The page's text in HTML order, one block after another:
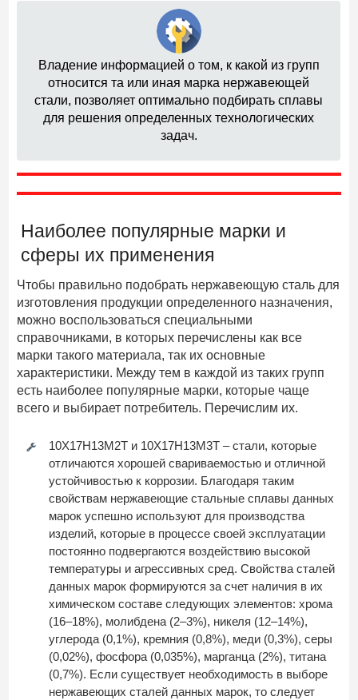
Владение информацией о том, к какой из групп
относится та или иная марка нержавеющей
стали, позволяет оптимально подбирать сплавы
для решения определенных технологических
задач.
Наиболее популярные марки и
сферы их применения
Чтобы правильно подобрать нержавеющую сталь для
изготовления продукции определенного назначения,
можно воспользоваться специальными
справочниками, в которых перечислены как все
марки такого материала, так их основные
характеристики. Между тем в каждой из таких групп
есть наиболее популярные марки, которые чаще
всего и выбирает потребитель. Перечислим их.
10Х17Н13М2Т и 10Х17Н13М3Т – стали, которые
отличаются хорошей свариваемостью и отличной
устойчивостью к коррозии. Благодаря таким
свойствам нержавеющие стальные сплавы данных
марок успешно используют для производства
изделий, которые в процессе своей эксплуатации
постоянно подвергаются воздействию высокой
температуры и агрессивных сред. Свойства сталей
данных марок формируются за счет наличия в их
химическом составе следующих элементов: хрома
(16–18%), молибдена (2–3%), никеля (12–14%),
углерода (0,1%), кремния (0,8%), меди (0,3%), серы
(0,02%), фосфора (0,035%), марганца (2%), титана
(0,7%). Если существует необходимость в выборе
нержавеющих сталей данных марок, то следует